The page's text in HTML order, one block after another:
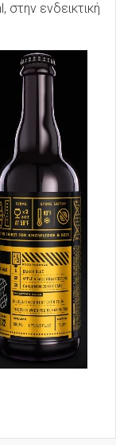
στην ενδεικτική